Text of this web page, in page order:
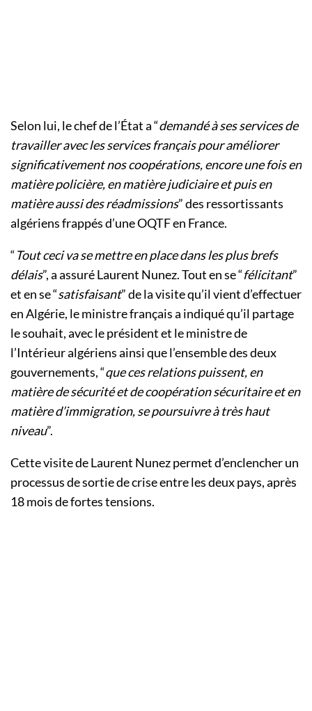
Selon lui, le chef de l’État a “demandé à ses services de
travailler avec les services français pour améliorer
significativement nos coopérations, encore une fois en
matière policière, en matière judiciaire et puis en
matière aussi des réadmissions” des ressortissants
algériens frappés d’une OQTF en France.
“Tout ceci va se mettre en place dans les plus brefs
délais”, a assuré Laurent Nunez. Tout en se “félicitant”
et en se “satisfaisant” de la visite qu’il vient d’effectuer
en Algérie, le ministre français a indiqué qu’il partage
le souhait, avec le président et le ministre de
l’Intérieur algériens ainsi que l’ensemble des deux
gouvernements, “que ces relations puissent, en
matière de sécurité et de coopération sécuritaire et en
matière d’immigration, se poursuivre à très haut
niveau”.
Cette visite de Laurent Nunez permet d’enclencher un
processus de sortie de crise entre les deux pays, après
18 mois de fortes tensions.